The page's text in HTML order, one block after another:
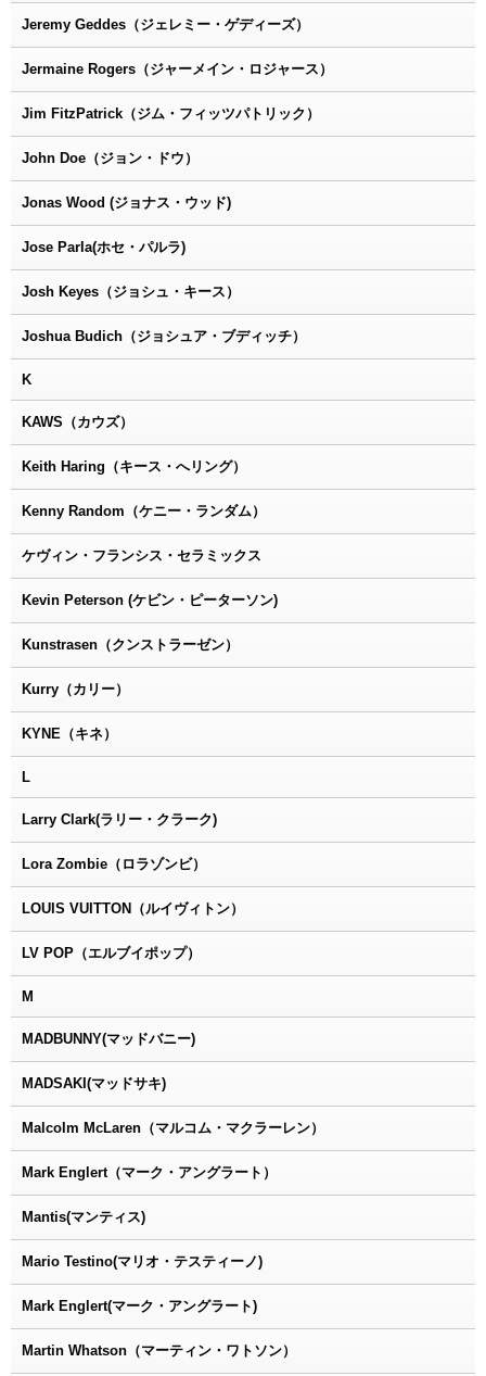
Jeremy Geddes（ジェレミー・ゲディーズ）
Jermaine Rogers（ジャーメイン・ロジャース）
Jim FitzPatrick（ジム・フィッツパトリック）
John Doe（ジョン・ドウ）
Jonas Wood (ジョナス・ウッド)
Jose Parla(ホセ・パルラ)
Josh Keyes（ジョシュ・キース）
Joshua Budich（ジョシュア・ブディッチ）
K
KAWS（カウズ）
Keith Haring（キース・へリング）
Kenny Random（ケニー・ランダム）
ケヴィン・フランシス・セラミックス
Kevin Peterson (ケビン・ピーターソン)
Kunstrasen（クンストラーゼン）
Kurry（カリー）
KYNE（キネ）
L
Larry Clark(ラリー・クラーク)
Lora Zombie（ロラゾンビ）
LOUIS VUITTON（ルイヴィトン）
LV POP（エルブイポップ）
M
MADBUNNY(マッドバニー)
MADSAKI(マッドサキ)
Malcolm McLaren（マルコム・マクラーレン）
Mark Englert（マーク・アングラート）
Mantis(マンティス)
Mario Testino(マリオ・テスティーノ)
Mark Englert(マーク・アングラート)
Martin Whatson（マーティン・ワトソン）